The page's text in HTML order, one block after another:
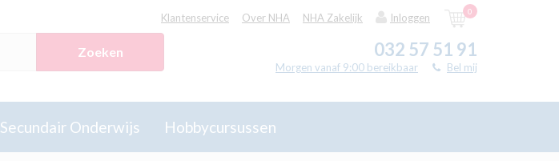
Klantenservice Over NHA NHA Zakelijk Inloggen
0
032 57 51 91
Morgen vanaf 9:00 bereikbaar Bel mij
Zoeken
Secundair Onderwijs Hobbycursussen